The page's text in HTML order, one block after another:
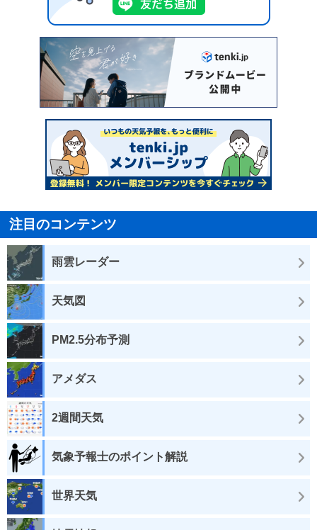
注目のコンテンツ
雨雲レーダー
天気図
PM2.5分布予測
アメダス
2週間天気
気象予報士のポイント解説
世界天気